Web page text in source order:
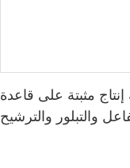
مثبتة على قاعدة
والتبلور والترشيح